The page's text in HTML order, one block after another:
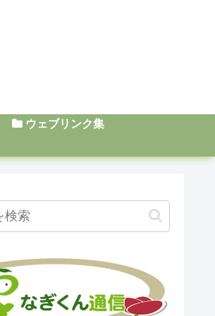
ウェブリンク集